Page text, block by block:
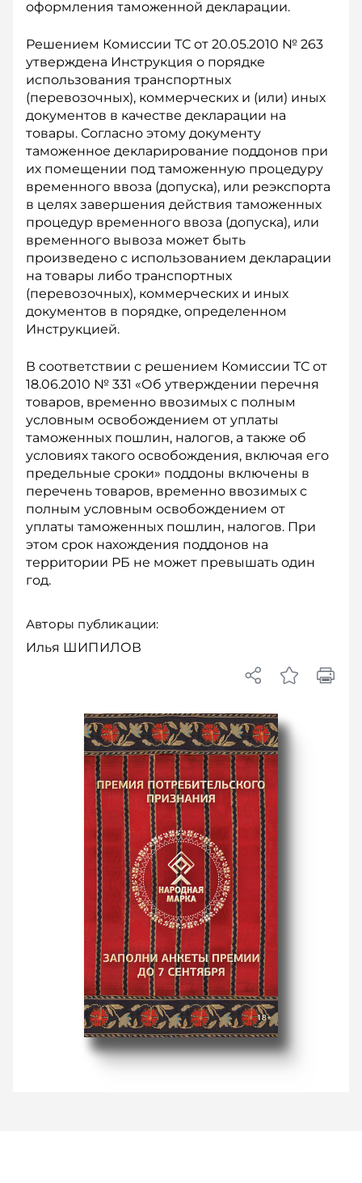
оформления таможенной декларации.
Решением Комиссии ТС от 20.05.2010 № 263
утверждена Инструкция о порядке
использования транспортных
(перевозочных), коммерческих и (или) иных
документов в качестве декларации на
товары. Согласно этому документу
таможенное декларирование поддонов при
их помещении под таможенную процедуру
временного ввоза (допуска), или реэкспорта
в целях завершения действия таможенных
процедур временного ввоза (допуска), или
временного вывоза может быть
произведено с использованием декларации
на товары либо транспортных
(перевозочных), коммерческих и иных
документов в порядке, определенном
Инструкцией.
В соответствии с решением Комиссии ТС от
18.06.2010 № 331 «Об утверждении перечня
товаров, временно ввозимых с полным
условным освобождением от уплаты
таможенных пошлин, налогов, а также об
условиях такого освобождения, включая его
предельные сроки» поддоны включены в
перечень товаров, временно ввозимых с
полным условным освобождением от
уплаты таможенных пошлин, налогов. При
этом срок нахождения поддонов на
территории РБ не может превышать один
год.
Авторы публикации:
Илья ШИПИЛОВ